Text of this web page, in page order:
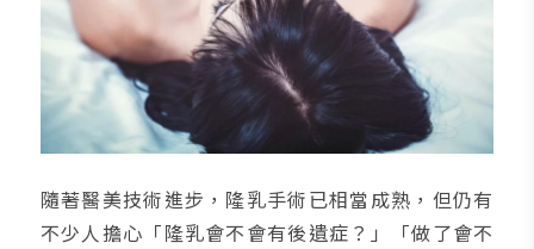
隨著醫美技術進步，隆乳手術已相當成熟，但仍有
不少人擔心「隆乳會不會有後遺症？」「做了會不